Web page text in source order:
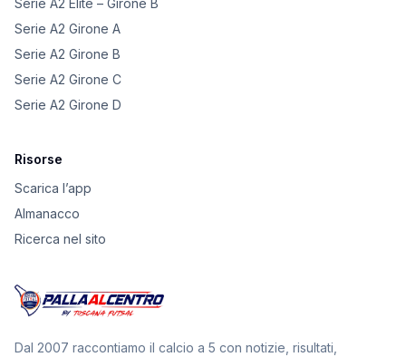
Serie A2 Elite – Girone B
Serie A2 Girone A
Serie A2 Girone B
Serie A2 Girone C
Serie A2 Girone D
Risorse
Scarica l’app
Almanacco
Ricerca nel sito
Dal 2007 raccontiamo il calcio a 5 con notizie, risultati,